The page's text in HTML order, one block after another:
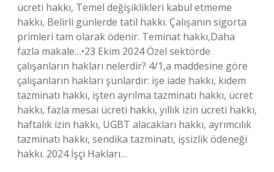
ücreti hakkı, Temel değişiklikleri kabul etmeme
hakkı, Belirli günlerde tatil hakkı. Çalışanın sigorta
primleri tam olarak ödenir. Teminat hakkı,Daha
fazla makale…•23 Ekim 2024 Özel sektörde
çalışanların hakları nelerdir? 4/1,a maddesine göre
çalışanların hakları şunlardır: işe iade hakkı, kıdem
tazminatı hakkı, işten ayrılma tazminatı hakkı, ücret
hakkı, fazla mesai ücreti hakkı, yıllık izin ücreti hakkı,
haftalık izin hakkı, UGBT alacakları hakkı, ayrımcılık
tazminatı hakkı, sendika tazminatı, işsizlik ödeneği
hakkı. 2024 İşçi Hakları…